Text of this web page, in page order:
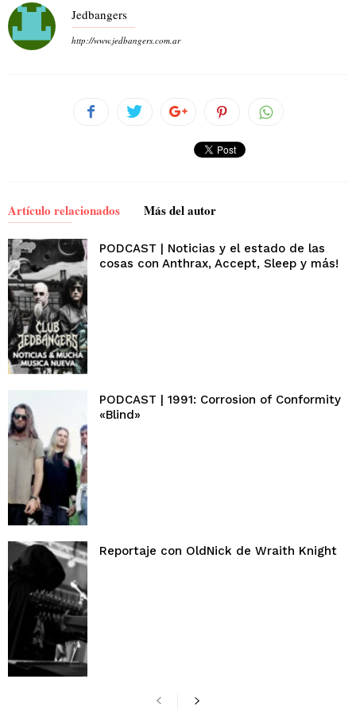
Jedbangers
http://www.jedbangers.com.ar
Artículo relacionados Más del autor
PODCAST | Noticias y el estado de las
cosas con Anthrax, Accept, Sleep y más!
PODCAST | 1991: Corrosion of Conformity
«Blind»
Reportaje con OldNick de Wraith Knight